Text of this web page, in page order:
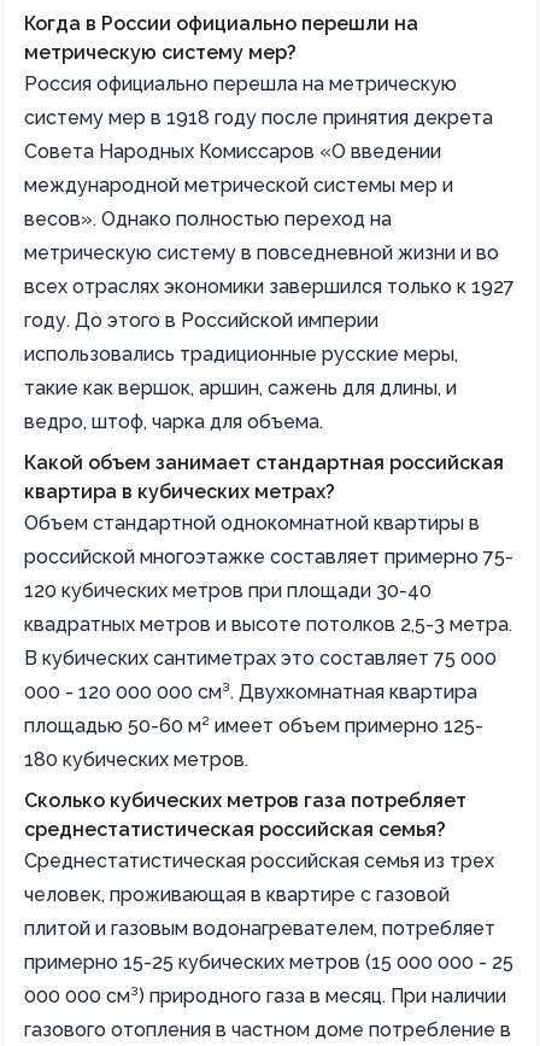
Когда в России официально перешли на
метрическую систему мер?
Россия официально перешла на метрическую
систему мер в 1918 году после принятия декрета
Совета Народных Комиссаров «О введении
международной метрической системы мер и
весов». Однако полностью переход на
метрическую систему в повседневной жизни и во
всех отраслях экономики завершился только к 1927
году. До этого в Российской империи
использовались традиционные русские меры,
такие как вершок, аршин, сажень для длины, и
ведро, штоф, чарка для объема.
Какой объем занимает стандартная российская
квартира в кубических метрах?
Объем стандартной однокомнатной квартиры в
российской многоэтажке составляет примерно 75-
120 кубических метров при площади 30-40
квадратных метров и высоте потолков 2,5-3 метра.
В кубических сантиметрах это составляет 75 000
000 - 120 000 000 см³. Двухкомнатная квартира
площадью 50-60 м² имеет объем примерно 125-
180 кубических метров.
Сколько кубических метров газа потребляет
среднестатистическая российская семья?
Среднестатистическая российская семья из трех
человек, проживающая в квартире с газовой
плитой и газовым водонагревателем, потребляет
примерно 15-25 кубических метров (15 000 000 - 25
000 000 см³) природного газа в месяц. При наличии
газового отопления в частном доме потребление в